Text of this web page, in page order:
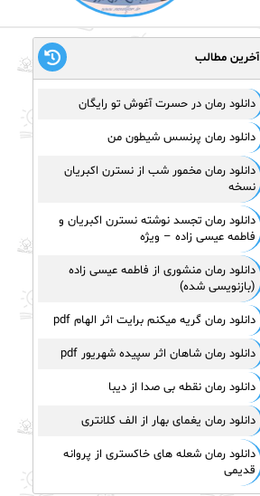
آخرین مطالب
دانلود رمان در حسرت آغوش تو رایگان
دانلود رمان پرنسس شیطون من
دانلود رمان مخمور شب از نسترن اکبریان
نسخه
دانلود رمان تجسد نوشته نسترن اکبریان و
فاطمه عیسی زاده – ویژه
دانلود رمان منشوری از فاطمه عیسی زاده
(بازنویسی شده)
دانلود رمان گریه میکنم برایت اثر الهام pdf
دانلود رمان شاهان اثر سپیده شهریور pdf
دانلود رمان نقطه بی صدا از دیبا
دانلود رمان یغمای بهار از الف کلانتری
دانلود رمان شعله های خاکستری از پروانه
قدیمی